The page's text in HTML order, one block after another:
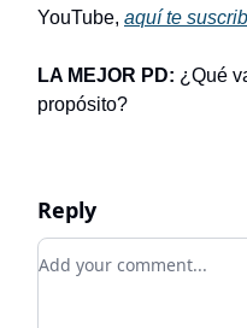
YouTube, aquí te
LA MEJOR PD: ¿Qué
propósito?
Reply
Add your comment